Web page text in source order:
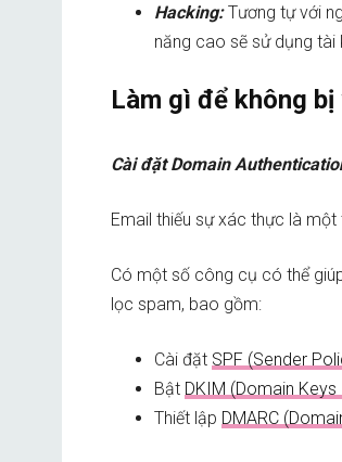
Hacking:Tương tự với
năng cao sẽ sử dụng
Làm gì để không
Cài đặt Domain
Email thiếu sự xác thực là
Có một số công cụ có thể
lọc spam, bao gồm:
Cài đặt SPF (Sender
Bật DKIM (Domain
Thiết lập DMARC